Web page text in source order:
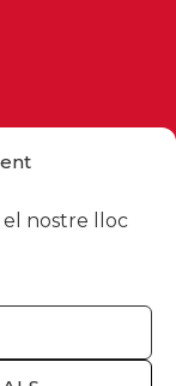
el nostre lloc